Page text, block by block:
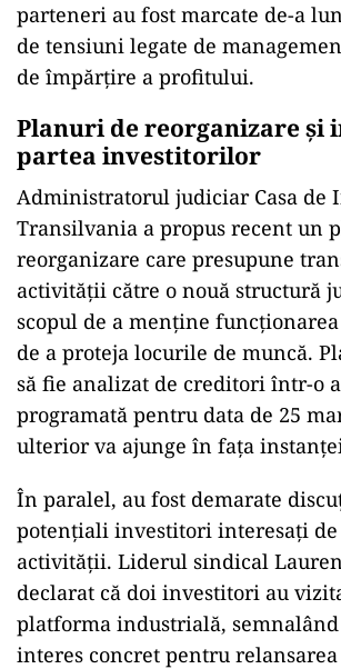
parteneri au fost marcate de-a
de tensiuni legate de
de împărțire a profitului.
Planuri de reorganizare și
partea investitorilor
Administratorul judiciar Casa de
Transilvania a propus recent un
reorganizare care presupune
activității către o nouă structură
scopul de a menține
de a proteja locurile de muncă.
să fie analizat de creditori într-o
programată pentru data de 25
ulterior va ajunge în fața
În paralel, au fost demarate
potențiali investitori interesați
activității. Liderul sindical
declarat că doi investitori au
platforma industrială,
interes concret pentru